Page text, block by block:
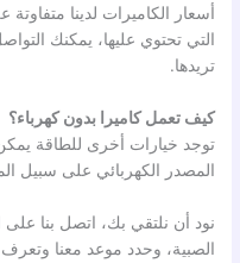
أسعار الكاميرات لدينا
التي تحتوي عليها، يمكنك
تريدها.
كيف تعمل كاميرا بدون كهرباء؟
توجد خيارات أخرى للطاقة يمكن
المصدر الكهربائي على سبيل
نود أن نلتقي بك، اتصل بنا
الصبية، وحدد موعد معنا